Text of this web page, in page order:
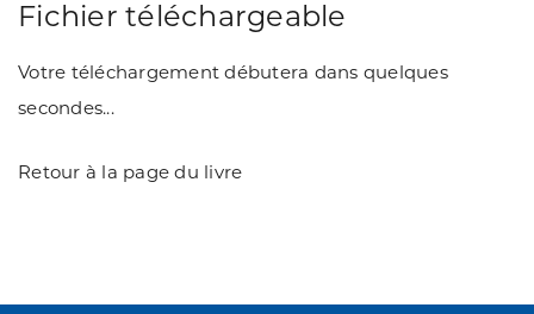
Fichier téléchargeable
Votre téléchargement débutera dans quelques
secondes...
Retour à la page du livre